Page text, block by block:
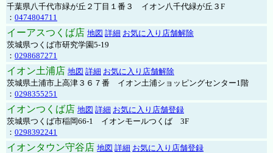
千葉県八千代市緑が丘２丁目１番３ イオン八千代緑が丘３F
： 0474804711
イーアスつくば店 地図 詳細 お気に入り店舗解除
茨城県つくば市研究学園5-19
： 0298687271
イオン土浦店 地図 詳細 お気に入り店舗解除
茨城県土浦市上高津３６７番 イオン土浦ショッピングセンター1階
： 0298355251
イオンつくば店 地図 詳細 お気に入り店舗登録
茨城県つくば市稲岡66-1 イオンモールつくば 3F
： 0298392241
イオンタウン守谷店 地図 詳細 お気に入り店舗登録